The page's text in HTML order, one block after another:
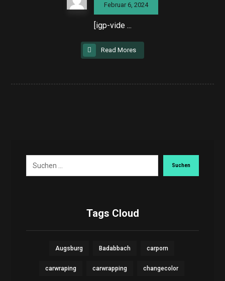
Februar 6, 2024
[igp-vide ...
Read Mores
Suchen
Tags Cloud
Augsburg Badabbach carporn
carwraping carwrapping changecolor